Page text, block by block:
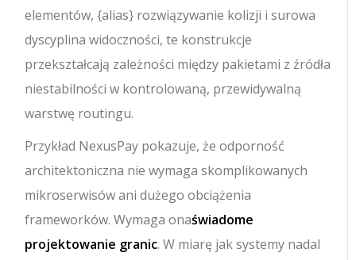
elementów,{alias} rozwiązywanie kolizji i surowa
dyscyplina widoczności, te konstrukcje
przekształcają zależności między pakietami z źródła
niestabilności w kontrolowaną, przewidywalną
warstwę routingu.
Przykład NexusPay pokazuje, że odporność
architektoniczna nie wymaga skomplikowanych
mikroserwisów ani dużego obciążenia
frameworków. Wymaga onaświadome
projektowanie granic. W miarę jak systemy nadal